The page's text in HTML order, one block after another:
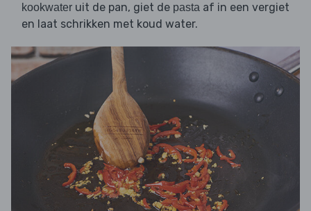
kookwater uit de pan, giet de pasta af in een vergiet
en laat schrikken met koud water.